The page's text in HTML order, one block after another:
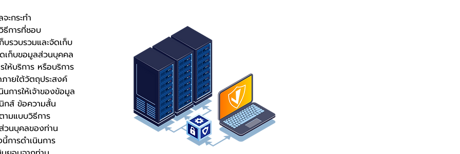
ะกระทำ
ธีการที่ชอบ
บรวบรวมและจัดเก็บ
เก็บขอมูลส่วนบุคคล
ให้บริการ หรือบริการ
ายใต้วัตถุประสงค์
การให้เจ้าของข้อมูล
กส์ ข้อความสั้น
มแบบวิธีการ
วนบุคลของท่าน
นี้การดำเนินการ